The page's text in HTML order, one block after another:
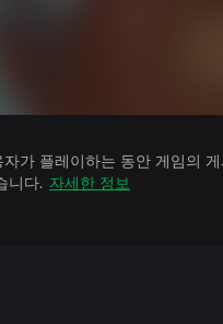
가 플레이하는 동안 게임의
니다. 자세한 정보